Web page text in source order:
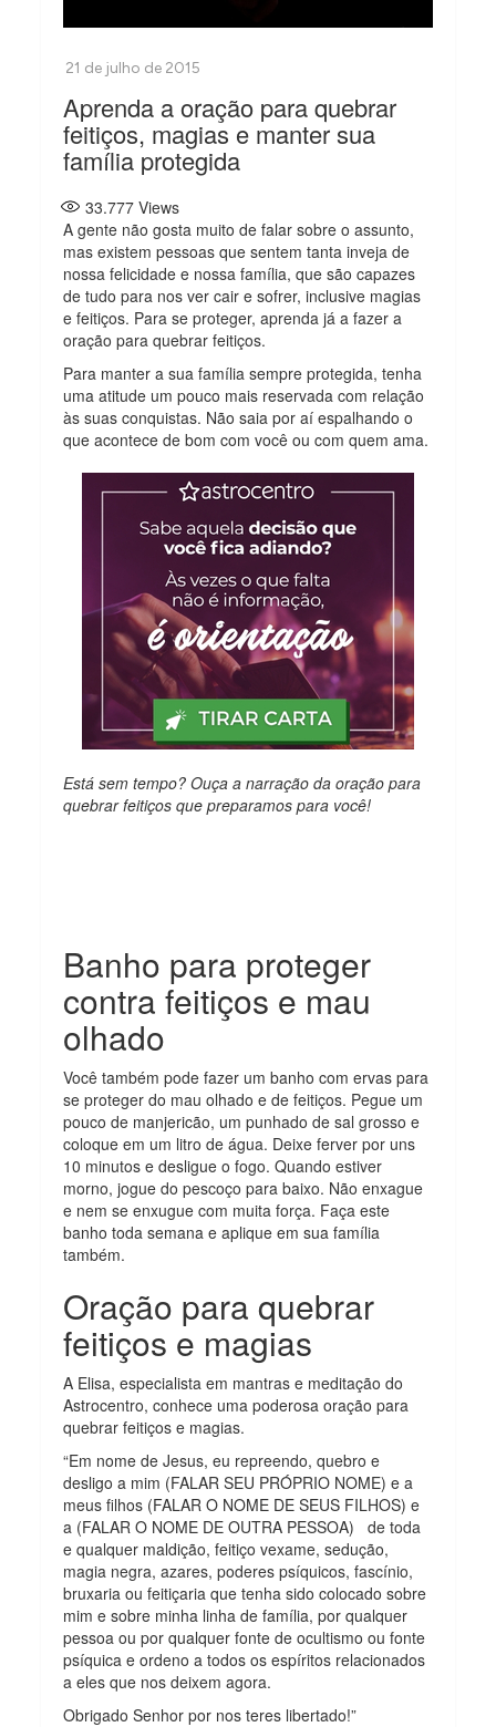
Aprenda a oração para quebrar
feitiços, magias e manter sua
família protegida
33.777 Views
A gente não gosta muito de falar sobre o assunto,
mas existem pessoas que sentem tanta inveja de
nossa felicidade e nossa família, que são capazes
de tudo para nos ver cair e sofrer, inclusive magias
e feitiços. Para se proteger, aprenda já a fazer a
oração para quebrar feitiços.
Para manter a sua família sempre protegida, tenha
uma atitude um pouco mais reservada com relação
às suas conquistas. Não saia por aí espalhando o
que acontece de bom com você ou com quem ama.
Está sem tempo? Ouça a narração da oração para
quebrar feitiços que preparamos para você!
Banho para proteger
contra feitiços e mau
olhado
Você também pode fazer um banho com ervas para
se proteger do mau olhado e de feitiços. Pegue um
pouco de manjericão, um punhado de sal grosso e
coloque em um litro de água. Deixe ferver por uns
10 minutos e desligue o fogo. Quando estiver
morno, jogue do pescoço para baixo. Não enxague
e nem se enxugue com muita força. Faça este
banho toda semana e aplique em sua família
também.
Oração para quebrar
feitiços e magias
A Elisa, especialista em mantras e meditação do
Astrocentro, conhece uma poderosa oração para
quebrar feitiços e magias.
“Em nome de Jesus, eu repreendo, quebro e
desligo a mim (FALAR SEU PRÓPRIO NOME) e a
meus filhos (FALAR O NOME DE SEUS FILHOS) e
a (FALAR O NOME DE OUTRA PESSOA) de toda
e qualquer maldição, feitiço vexame, sedução,
magia negra, azares, poderes psíquicos, fascínio,
bruxaria ou feitiçaria que tenha sido colocado sobre
mim e sobre minha linha de família, por qualquer
pessoa ou por qualquer fonte de ocultismo ou fonte
psíquica e ordeno a todos os espíritos relacionados
a eles que nos deixem agora.
Obrigado Senhor por nos teres libertado!”